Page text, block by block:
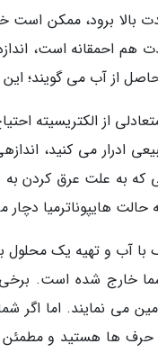
بالا برود، ممکن است
احمقانه است،
از آب می گویند؛ این
از الکتریسیته
ادرار می کنید،
که به علت عرق کردن به
هایپوناترمیا
آب و تهیه یک محلول
خارج شده است. برخی
می نمایند. اما
حرف ها هستید و مطمئن